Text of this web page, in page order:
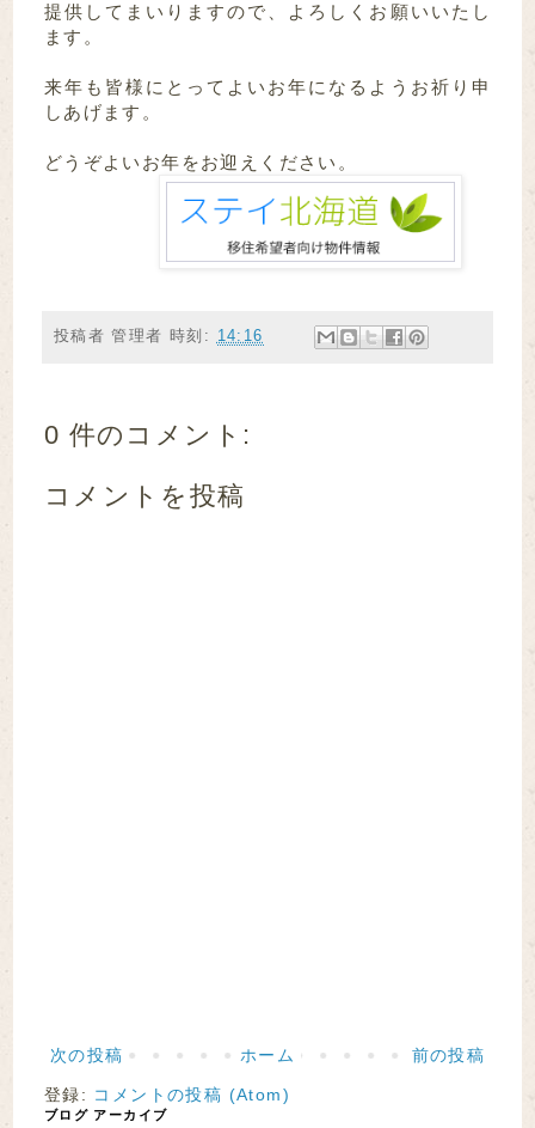
提供してまいりますので、よろしくお願いいたし
ます。
来年も皆様にとってよいお年になるようお祈り申
しあげます。
どうぞよいお年をお迎えください。
投稿者管理者 時刻: 14:16
0 件のコメント:
コメントを投稿
次の投稿 前の投稿
ホーム
登録: コメントの投稿 (Atom)
ブログ アーカイブ